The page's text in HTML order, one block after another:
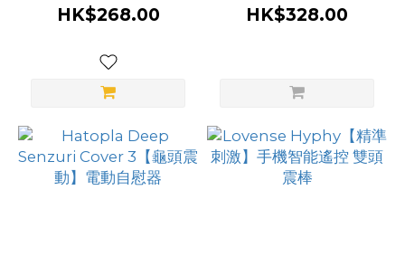
頭震動器
HK$268.00
震動器
HK$328.00